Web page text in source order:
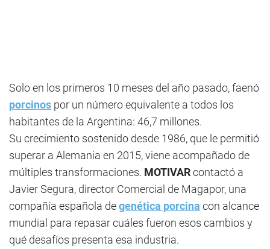
Solo en los primeros 10 meses del año pasado, faenó
porcinos por un número equivalente a todos los
habitantes de la Argentina: 46,7 millones.
Su crecimiento sostenido desde 1986, que le permitió
superar a Alemania en 2015, viene acompañado de
múltiples transformaciones. MOTIVARcontactó a
Javier Segura, director Comercial de Magapor, una
compañía española degenética porcina con alcance
mundial para repasar cuáles fueron esos cambios y
qué desafíos presenta esa industria.